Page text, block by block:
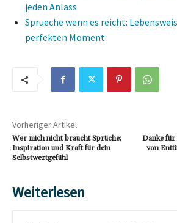
jeden Anlass
Sprueche wenn es reicht:
perfekten Moment
Vorheriger Artikel
Wer mich nicht braucht Sprüche:
Inspiration und Kraft für dein
Selbstwertgefühl
Danke für
von
Weiterlesen